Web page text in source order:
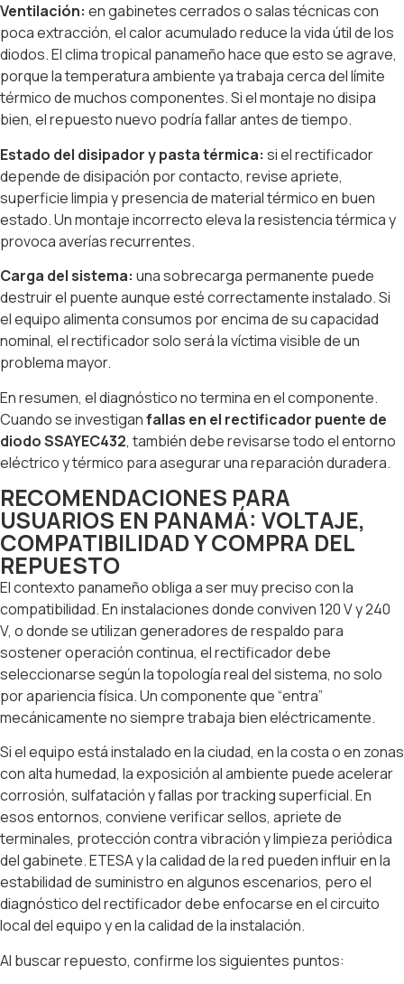
Ventilación: en gabinetes cerrados o salas técnicas con
poca extracción, el calor acumulado reduce la vida útil de los
diodos. El clima tropical panameño hace que esto se agrave,
porque la temperatura ambiente ya trabaja cerca del límite
térmico de muchos componentes. Si el montaje no disipa
bien, el repuesto nuevo podría fallar antes de tiempo.
Estado del disipador y pasta térmica: si el rectificador
depende de disipación por contacto, revise apriete,
superficie limpia y presencia de material térmico en buen
estado. Un montaje incorrecto eleva la resistencia térmica y
provoca averías recurrentes.
Carga del sistema: una sobrecarga permanente puede
destruir el puente aunque esté correctamente instalado. Si
el equipo alimenta consumos por encima de su capacidad
nominal, el rectificador solo será la víctima visible de un
problema mayor.
En resumen, el diagnóstico no termina en el componente.
Cuando se investiganfallas en el rectificador puente de
diodo SSAYEC432, también debe revisarse todo el entorno
eléctrico y térmico para asegurar una reparación duradera.
RECOMENDACIONES PARA
USUARIOS EN PANAMÁ: VOLTAJE,
COMPATIBILIDAD Y COMPRA DEL
REPUESTO
El contexto panameño obliga a ser muy preciso con la
compatibilidad. En instalaciones donde conviven 120 V y 240
V, o donde se utilizan generadores de respaldo para
sostener operación continua, el rectificador debe
seleccionarse según la topología real del sistema, no solo
por apariencia física. Un componente que “entra”
mecánicamente no siempre trabaja bien eléctricamente.
Si el equipo está instalado en la ciudad, en la costa o en zonas
con alta humedad, la exposición al ambiente puede acelerar
corrosión, sulfatación y fallas por tracking superficial. En
esos entornos, conviene verificar sellos, apriete de
terminales, protección contra vibración y limpieza periódica
del gabinete. ETESA y la calidad de la red pueden influir en la
estabilidad de suministro en algunos escenarios, pero el
diagnóstico del rectificador debe enfocarse en el circuito
local del equipo y en la calidad de la instalación.
Al buscar repuesto, confirme los siguientes puntos: